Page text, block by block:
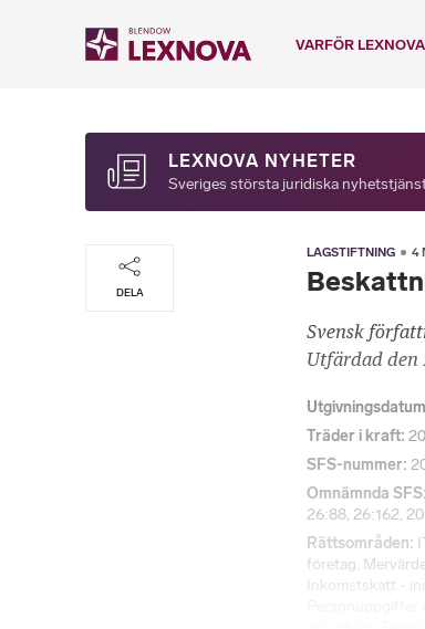
VARFÖR LEXNOVA
LEXNOVA NYHETER
Sveriges största juridiska
DELA
LAGSTIFTNING 4
Svensk
Utfärdad den
Utgivningsdatum
Träder i kraft
SFS-nummer
Omnämnda SFS
26:88, 26:162,
Rättsområden
företag,
Inkomstskatt -